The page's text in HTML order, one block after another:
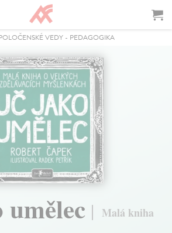
VEDY- PEDAGOGIKA
umělec
Malá kniha